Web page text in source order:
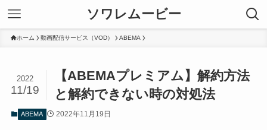
ソワレムービー
ホーム 動画配信サービス（VOD） ABEMA
【ABEMAプレミアム】解約方法
と解約できない時の対処法
2022
11/19
ABEMA 2022年11月19日